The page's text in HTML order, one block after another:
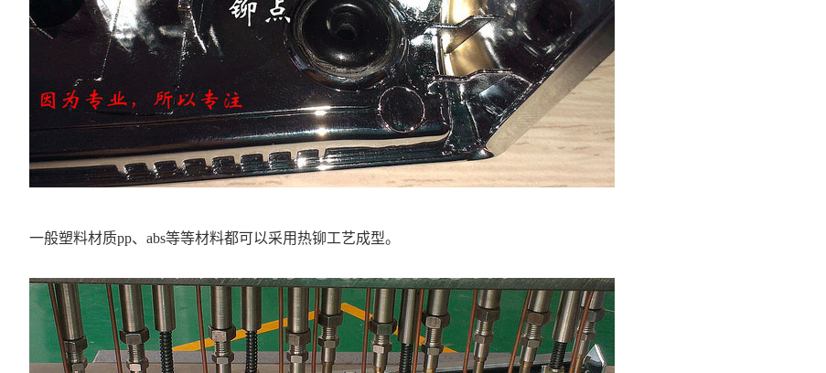
一般塑料材质pp、abs等等材料都可以采用热铆工艺成型。